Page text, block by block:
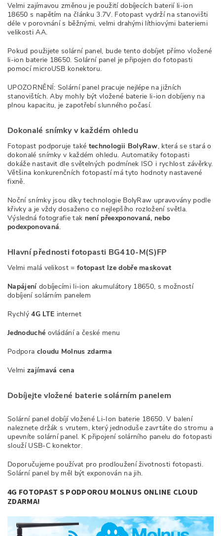
Velmi zajímavou změnou je použití dobíjecích baterií li-ion
18650 s napětím na článku 3.7V. Fotopast vydrží na stanovišti
déle v porovnání s běžnými, velmi drahými líthiovými bateriemi
velikosti AA.
Pokud použijete solární panel, bude tento dobíjet přímo vložené
li-ion baterie 18650. Solární panel je připojen do fotopasti
pomocí microUSB konektoru.
UPOZORNĚNÍ: Solární panel pracuje nejlépe na jižních
stanovištích. Aby mohly být vložené baterie li-ion dobíjeny na
plnou kapacitu, je zapotřebí slunného počasí.
Dokonalé snímky v každém ohledu
Fotopast podporuje také technologii BolyRaw, která se stará o
dokonalé snímky v každém ohledu. Automatiky fotopasti
dokáže nastavit dle světelných podmínek ISO i rychlost závěrky.
Většina konkurenčních fotopastí má tyto hodnoty nastavené
fixně.
Noční snímky jsou díky technologie BolyRaw upravovány podle
křivky a je vždy dosaženo co nejlepšího rozložení světla.
Výsledná fotografie tak není přeexponovaná, nebo
podexponovaná.
Hlavní přednosti fotopasti BG410-M(S)FP
Velmi malá velikost = fotopast lze dobře maskovat
Napájení dobíjecími li-ion akumulátory 18650, s možností
dobíjení solárním panelem
Rychlý 4G LTE internet
Jednoduché ovládání a české menu
Podpora cloudu Molnus zdarma
Velmi zajímavá cena
Dobíjejte vložené baterie solárním panelem
Solární panel dobíjí vložené Li-Ion baterie 18650. V balení
naleznete držák s vrutem, který jednoduše zavrtáte do stromu a
upevníte solární panel. K připojení solárního panelu do fotopasti
slouží USB-C konektor.
Doporučujeme používat pro prodloužení životnosti fotopasti.
Solární panel by měl být exponován na jih.
4G FOTOPAST S PODPOROU MOLNUS ONLINE CLOUD
ZDARMA!